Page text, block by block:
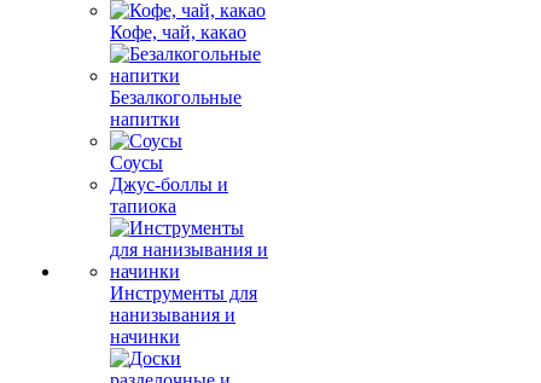
Кофе, чай, какао
Безалкогольные
напитки
Соусы
Джус-боллы и
тапиока
Инструменты для
нанизывания и
начинки